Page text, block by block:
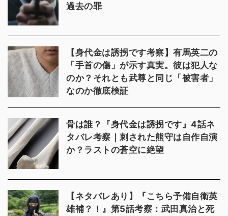
過去の罪
【身代金は誘拐です考察】有馬英二の
「手首の傷」が示す真実。彼は犯人な
のか？それとも武尊と同じ「被害者」
なのか徹底検証
骨は誰？『身代金は誘拐です』4話ネ
タバレ考察｜刺された熊守は自作自演
か？ラストの蒼空に絶望
【ネタバレあり】『こちら予備自衛英
雄補？！』第5話考察：武田真治と死